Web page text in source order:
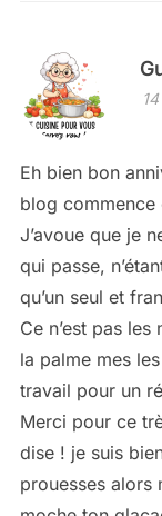
Eh bien bon
blog commence
J’avoue que je
qui passe,
qu’un seul et
Ce n’est pas
la palme mes
travail pour un
Merci pour ce
dise ! je suis
prouesses alors